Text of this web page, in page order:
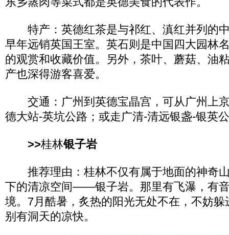
特产：英德红茶是与祁红、滇红并列的
早年远销英国王室。英石则是中国四大园林
的观赏和收藏价值。另外，茶叶、蘑菇、油
产也深得游客喜爱。
交通：广州到英德宝晶宫，可从广州上
德大站-英坑公路；或走广清-清远银盏-银英
>>桂林银子岩
推荐理由：桂林不仅有属于地面的神奇
下的清凉空间——银子岩。那里有飞瀑，有
境。7月酷暑，炙热的阳光无处不在，不妨
别有洞天的凉快。